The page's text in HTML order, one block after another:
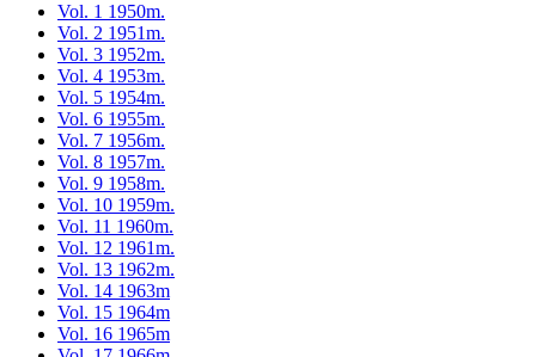
Vol. 1 1950m.
Vol. 2 1951m.
Vol. 3 1952m.
Vol. 4 1953m.
Vol. 5 1954m.
Vol. 6 1955m.
Vol. 7 1956m.
Vol. 8 1957m.
Vol. 9 1958m.
Vol. 10 1959m.
Vol. 11 1960m.
Vol. 12 1961m.
Vol. 13 1962m.
Vol. 14 1963m
Vol. 15 1964m
Vol. 16 1965m